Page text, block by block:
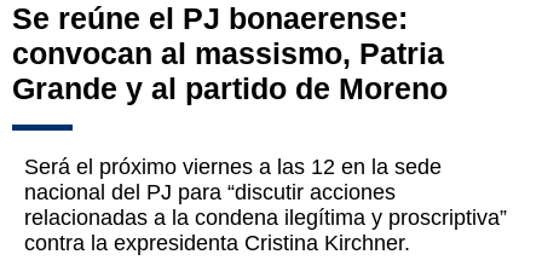
Se reúne el PJ bonaerense:
convocan al massismo, Patria
Grande y al partido de Moreno
Será el próximo viernes a las 12 en la sede
nacional del PJ para “discutir acciones
relacionadas a la condena ilegítima y proscriptiva”
contra la expresidenta Cristina Kirchner.